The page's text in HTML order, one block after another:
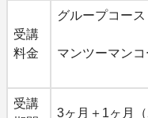
受講
料金
グループコー
マンツーマン
受講
3ヶ月＋1ヶ月